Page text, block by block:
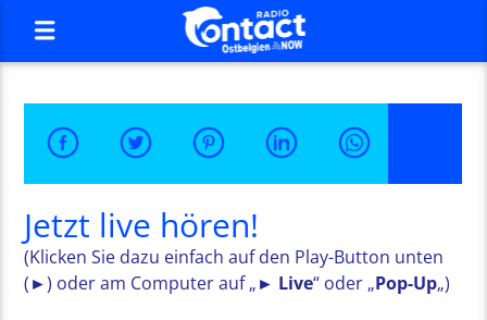
Jetzt live hören!
(Klicken Sie dazu einfach auf den Play-Button unten
(►) oder am Computer auf „► Live“ oder „Pop-Up„)